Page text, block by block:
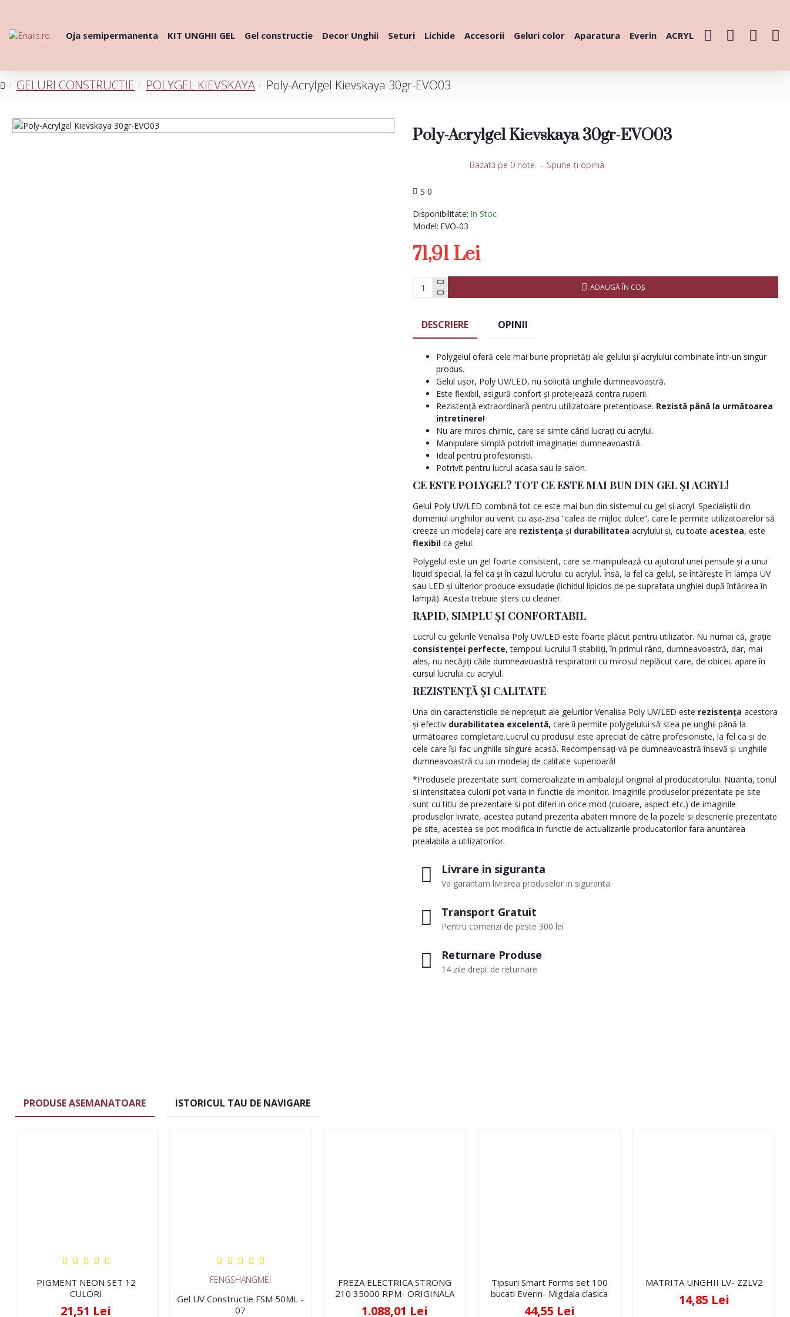
Oja semipermanenta KIT UNGHII GEL Gel constructie Decor Unghii Seturi Lichide Accesorii Geluri color Aparatura Everin ACRYL
GELURI CONSTRUCTIE POLYGEL KIEVSKAYA Poly-Acrylgel Kievskaya 30gr-EVO03
Poly-Acrylgel Kievskaya 30gr-EVO03
Disponibilitate: In Stoc
Model: EVO-03
S 0
Bazată pe 0 note. - Spune-ţi opinia
71,91 Lei
ADAUGĂ ÎN COŞ
Livrare in siguranta
Va garantam livrarea produselor in siguranta.
Transport Gratuit
Pentru comenzi de peste 300 lei
Returnare Produse
14 zile drept de returnare
DESCRIERE OPINII
Polygelul oferă cele mai bune proprietăți ale gelului și acrylului combinate într-un singur
produs.
Gelul ușor, Poly UV/LED, nu solicită unghiile dumneavoastră.
Este flexibil, asigură confort și protejează contra ruperii.
Rezistență extraordinară pentru utilizatoare pretențioase. Rezistă până la următoarea
intretinere!
Nu are miros chimic, care se simte când lucrați cu acrylul.
Manipulare simplă potrivit imaginației dumneavoastră.
Ideal pentru profesioniști.
Potrivit pentru lucrul acasa sau la salon.
CE ESTE POLYGEL? TOT CE ESTE MAI BUN DIN GEL ȘI ACRYL!
Gelul Poly UV/LED combină tot ce este mai bun din sistemul cu gel și acryl. Specialiștii din
domeniul unghiilor au venit cu așa-zisa ”calea de mijloc dulce”, care le permite utilizatoarelor să
creeze un modelaj care are rezistența și durabilitatea acrylului și, cu toate acestea, este
flexibil ca gelul.
Polygelul este un gel foarte consistent, care se manipulează cu ajutorul unei pensule și a unui
liquid special, la fel ca și în cazul lucrului cu acrylul. Însă, la fel ca gelul, se întărește în lampa UV
sau LED și ulterior produce exsudație (lichidul lipicios de pe suprafața unghiei după întărirea în
lampă). Acesta trebuie șters cu cleaner.
RAPID, SIMPLU ȘI CONFORTABIL
Lucrul cu gelurile Venalisa Poly UV/LED este foarte plăcut pentru utilizator. Nu numai că, grație
consistenței perfecte, tempoul lucrului îl stabiliți, în primul rând, dumneavoastră, dar, mai
ales, nu necăjiți căile dumneavoastră respiratorii cu mirosul neplăcut care, de obicei, apare în
cursul lucrului cu acrylul.
REZISTENȚĂ ȘI CALITATE
Una din caracteristicile de neprețuit ale gelurilor Venalisa Poly UV/LED este rezistența acestora
și efectiv durabilitatea excelentă, care îi permite polygelului să stea pe unghii până la
următoarea completare.Lucrul cu produsul este apreciat de către profesioniste, la fel ca și de
cele care își fac unghiile singure acasă. Recompensați-vă pe dumneavoastră însevă și unghiile
dumneavoastră cu un modelaj de calitate superioară!
*Produsele prezentate sunt comercializate in ambalajul original al producatorului. Nuanta, tonul
si intensitatea culorii pot varia in functie de monitor. Imaginile produselor prezentate pe site
sunt cu titlu de prezentare si pot diferi in orice mod (culoare, aspect etc.) de imaginile
produselor livrate, acestea putand prezenta abateri minore de la pozele si descrierile prezentate
pe site, acestea se pot modifica in functie de actualizarile producatorilor fara anuntarea
prealabila a utilizatorilor.
PRODUSE ASEMANATOARE ISTORICUL TAU DE NAVIGARE
PIGMENT NEON SET 12
CULORI
21,51 Lei
FENGSHANGMEI
Gel UV Constructie FSM 50ML -
07
FREZA ELECTRICA STRONG
210 35000 RPM- ORIGINALA
1.088,01 Lei
Tipsuri Smart Forms set 100
bucati Everin- Migdala clasica
44,55 Lei
MATRITA UNGHII LV- ZZLV2
14,85 Lei